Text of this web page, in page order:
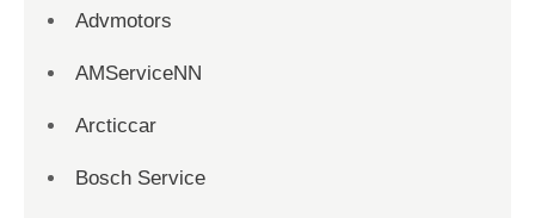
Advmotors
AMServiceNN
Arcticcar
Bosch Service